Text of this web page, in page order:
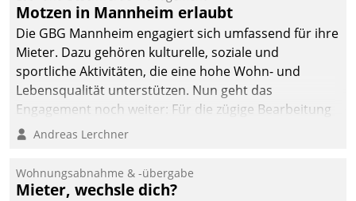
Motzen in Mannheim erlaubt
Die GBG Mannheim engagiert sich umfassend für ihre
Mieter. Dazu gehören kulturelle, soziale und
sportliche Aktivitäten, die eine hohe Wohn- und
Lebensqualität unterstützen. Nun geht das
Engagement noch weiter: Für die zügige Bearbeitung
von Beschwerden – oder Lob – richtet das
und Beschwerde-Management einen eigenen Kanal
ein.
Andreas Lerchner
Wohnungsabnahme & -übergabe
Mieter, wechsle dich?